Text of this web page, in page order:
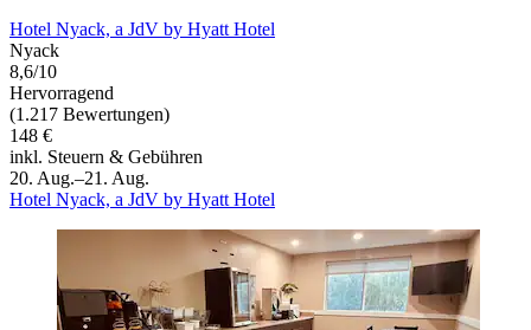
Hotel Nyack, a JdV by Hyatt Hotel
Nyack
8,6/10
Hervorragend
(1.217 Bewertungen)
148 €
inkl. Steuern & Gebühren
20. Aug.–21. Aug.
Hotel Nyack, a JdV by Hyatt Hotel